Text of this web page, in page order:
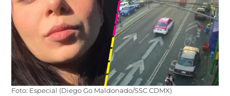
Foto: Especial (Diego Go Maldonado/SSC CDMX)